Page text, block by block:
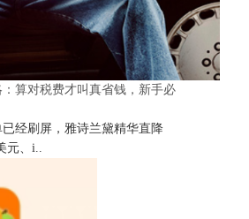
算对税费才叫真省钱，新手必
经刷屏，雅诗兰黛精华直降
元、i..